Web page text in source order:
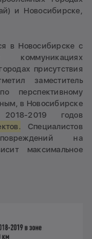
и Новосибирске,
в Новосибирске с
присутствия
заместитель
перспективному
в Новосибирске
2019 годов
Специалистов
на
максимальное